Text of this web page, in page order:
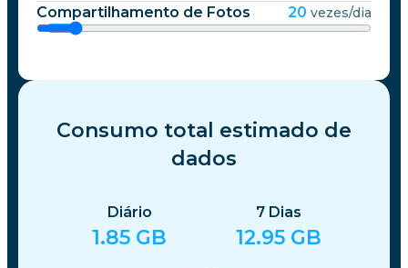
Compartilhamento de Fotos 20 vezes/dia
Consumo total estimado de
dados
Diário
1.85 GB
7 Dias
12.95 GB